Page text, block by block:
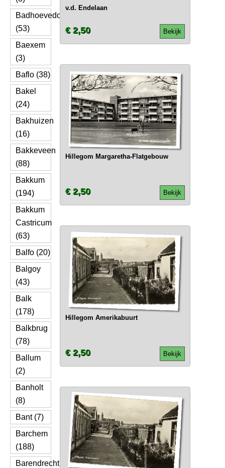
Badhoevedorp
(53)
Baexem
(3)
Baflo (38)
Bakel
(24)
Bakhuizen
(16)
Bakkeveen
(88)
Bakkum
(194)
Bakkum
Castricum
(63)
Balfo (20)
Balgoy
(43)
Balk
(178)
Balkbrug
(78)
Ballum
(2)
Banholt
(8)
Bant (7)
Barchem
(188)
Barendrecht
v.d. Endelaan
Bekijk
€ 2,50
Hillegom Margaretha-Flatgebouw
Bekijk
€ 2,50
Hillegom Amerikabuurt
Bekijk
€ 2,50